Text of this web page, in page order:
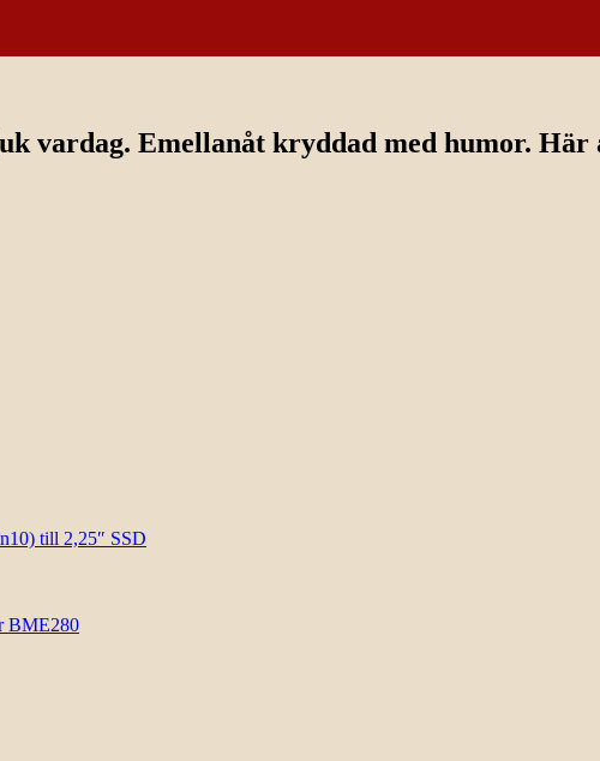
vardag. Emellanåt kryddad med humor. Här
till 2,25″ SSD
BME280